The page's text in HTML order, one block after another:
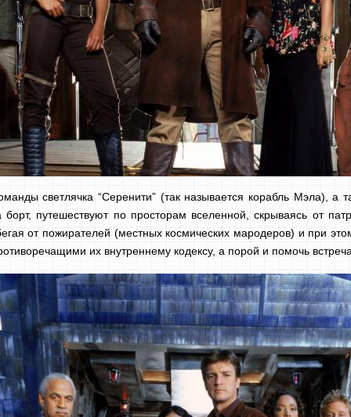
светлячка “Серенити” (так называется корабль Мэла), а
борт, путешествуют по просторам вселенной, скрываясь от
от пожирателей (местных космических мародеров) и при
их внутреннему кодексу, а порой и помочь